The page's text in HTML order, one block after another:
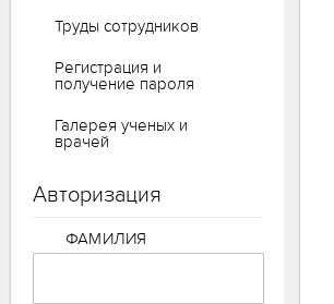
Труды сотрудников
Регистрация и
получение пароля
Галерея ученых и
врачей
Авторизация
ФАМИЛИЯ